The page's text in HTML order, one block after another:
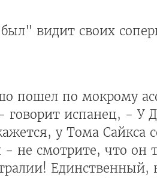
видит своих
пошел по мокрому
говорит испанец, - У
у Тома Сайкса
не смотрите, что он
Единственный,